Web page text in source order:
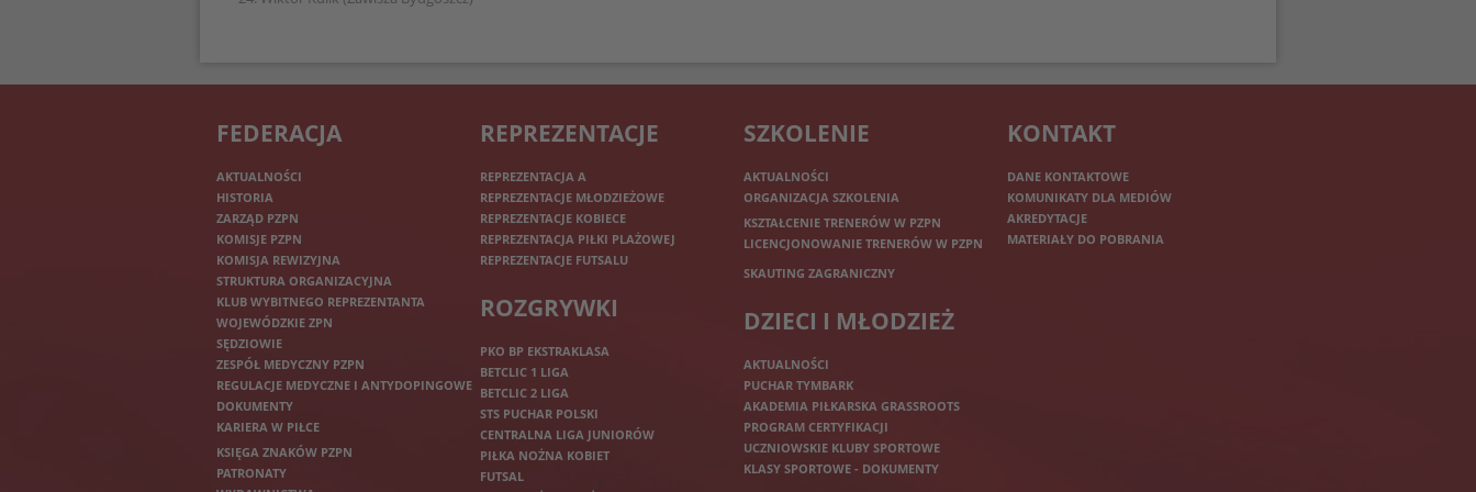
FEDERACJA
AKTUALNOŚCI
HISTORIA
ZARZĄD PZPN
KOMISJE PZPN
KOMISJA REWIZYJNA
STRUKTURA ORGANIZACYJNA
KLUB WYBITNEGO REPREZENTANTA
WOJEWÓDZKIE ZPN
SĘDZIOWIE
ZESPÓŁ MEDYCZNY PZPN
REGULACJE MEDYCZNE I ANTYDOPINGOWE
DOKUMENTY
KARIERA W PIŁCE
KSIĘGA ZNAKÓW PZPN
PATRONATY
REPREZENTACJE
REPREZENTACJA A
REPREZENTACJE MŁODZIEŻOWE
REPREZENTACJE KOBIECE
REPREZENTACJA PIŁKI PLAŻOWEJ
REPREZENTACJE FUTSALU
ROZGRYWKI
PKO BP EKSTRAKLASA
BETCLIC 1 LIGA
BETCLIC 2 LIGA
STS PUCHAR POLSKI
CENTRALNA LIGA JUNIORÓW
PIŁKA NOŻNA KOBIET
FUTSAL
SZKOLENIE
AKTUALNOŚCI
ORGANIZACJA SZKOLENIA
KSZTAŁCENIE TRENERÓW W PZPN
LICENCJONOWANIE TRENERÓW W PZPN
SKAUTING ZAGRANICZNY
DZIECI I MŁODZIEŻ
AKTUALNOŚCI
PUCHAR TYMBARK
AKADEMIA PIŁKARSKA GRASSROOTS
PROGRAM CERTYFIKACJI
UCZNIOWSKIE KLUBY SPORTOWE
KLASY SPORTOWE - DOKUMENTY
KONTAKT
DANE KONTAKTOWE
KOMUNIKATY DLA MEDIÓW
AKREDYTACJE
MATERIAŁY DO POBRANIA